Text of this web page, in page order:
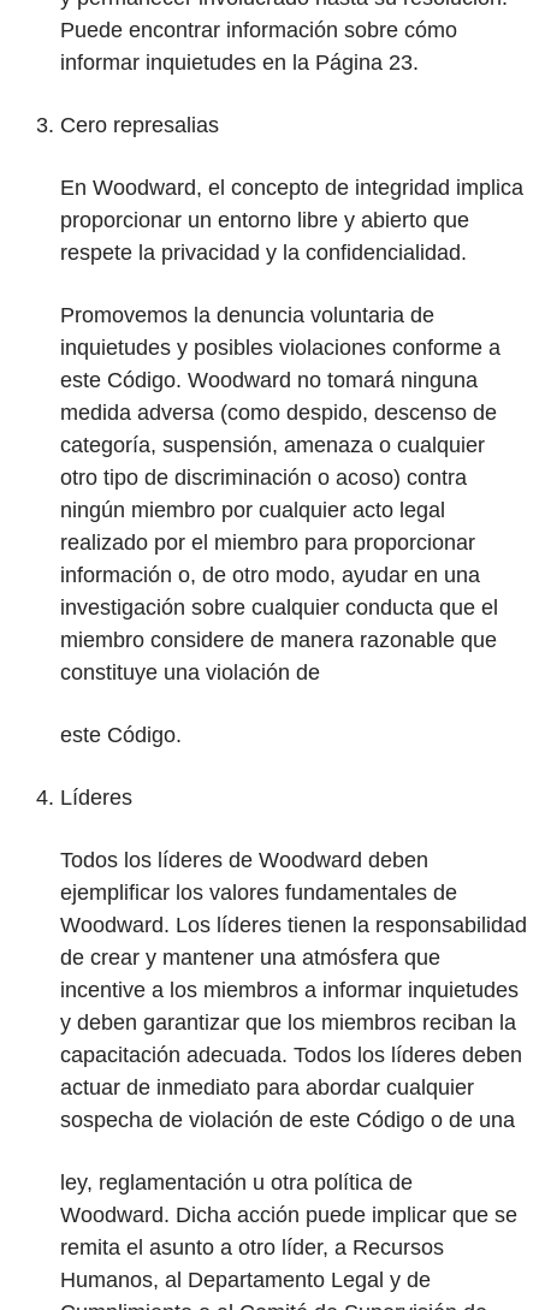
Puede encontrar información sobre cómo
informar inquietudes en la Página 23.
Cero represalias
En Woodward, el concepto de integridad implica
proporcionar un entorno libre y abierto que
respete la privacidad y la confidencialidad.
Promovemos la denuncia voluntaria de
inquietudes y posibles violaciones conforme a
este Código. Woodward no tomará ninguna
medida adversa (como despido, descenso de
categoría, suspensión, amenaza o cualquier
otro tipo de discriminación o acoso) contra
ningún miembro por cualquier acto legal
realizado por el miembro para proporcionar
información o, de otro modo, ayudar en una
investigación sobre cualquier conducta que el
miembro considere de manera razonable que
constituye una violación de
este Código.
Líderes
Todos los líderes de Woodward deben
ejemplificar los valores fundamentales de
Woodward. Los líderes tienen la responsabilidad
de crear y mantener una atmósfera que
incentive a los miembros a informar inquietudes
y deben garantizar que los miembros reciban la
capacitación adecuada. Todos los líderes deben
actuar de inmediato para abordar cualquier
sospecha de violación de este Código o de una
ley, reglamentación u otra política de
Woodward. Dicha acción puede implicar que se
remita el asunto a otro líder, a Recursos
Humanos, al Departamento Legal y de